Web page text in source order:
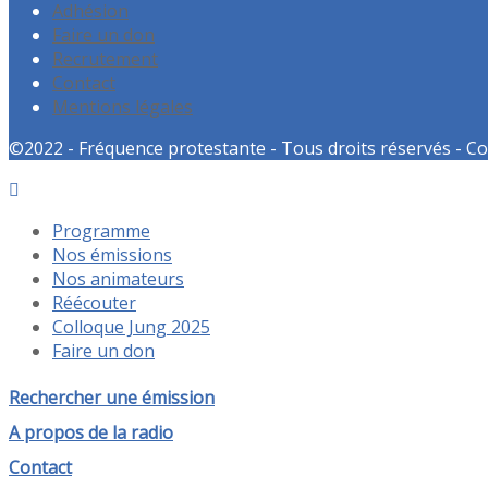
Adhésion
Faire un don
Recrutement
Contact
Mentions légales
©2022 - Fréquence protestante - Tous droits réservés -
Programme
Nos émissions
Nos animateurs
Réécouter
Colloque Jung 2025
Faire un don
Rechercher une émission
A propos de la radio
Contact